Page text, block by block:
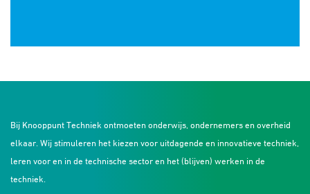
Bij Knooppunt Techniek ontmoeten onderwijs, ondernemers en overheid
elkaar. Wij stimuleren het kiezen voor uitdagende en innovatieve techniek,
leren voor en in de technische sector en het (blijven) werken in de
techniek.